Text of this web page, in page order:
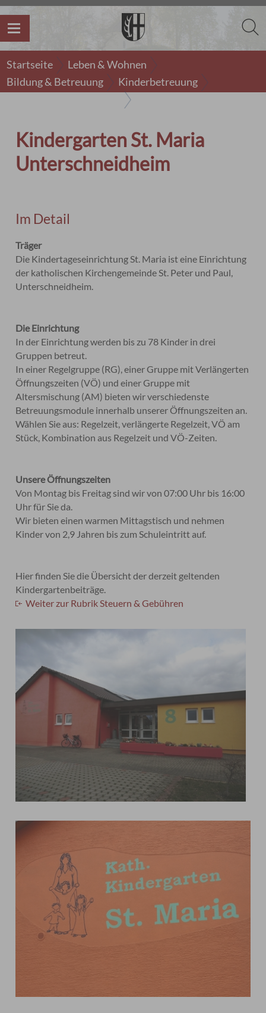
Startseite
Leben & Wohnen
Bildung & Betreuung
Kinderbetreuung
Kindergarten St. Maria
Unterschneidheim
Im Detail
Träger
Die Kindertageseinrichtung St. Maria ist eine Einrichtung
der katholischen Kirchengemeinde St. Peter und Paul,
Unterschneidheim.
Die Einrichtung
In der Einrichtung werden bis zu 78 Kinder in drei
Gruppen betreut.
In einer Regelgruppe (RG), einer Gruppe mit Verlängerten
Öffnungszeiten (VÖ) und einer Gruppe mit
Altersmischung (AM) bieten wir verschiedenste
Betreuungsmodule innerhalb unserer Öffnungszeiten an.
Wählen Sie aus: Regelzeit, verlängerte Regelzeit, VÖ am
Stück, Kombination aus Regelzeit und VÖ-Zeiten.
Unsere Öffnungszeiten
Von Montag bis Freitag sind wir von 07:00 Uhr bis 16:00
Uhr für Sie da.
Wir bieten einen warmen Mittagstisch und nehmen
Kinder von 2,9 Jahren bis zum Schuleintritt auf.
Hier finden Sie die Übersicht der derzeit geltenden
Kindergartenbeiträge.
Weiter zur Rubrik Steuern & Gebühren